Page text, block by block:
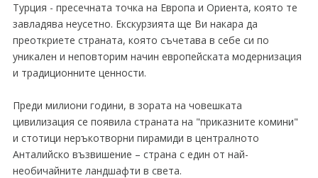
Турция - пресечната точка на Европа и Ориента, която те
завладява неусетно. Екскурзията ще Ви накара да
преоткриете страната, която съчетава в себе си по
уникален и неповторим начин европейската модернизация
и традиционните ценности.
Преди милиони години, в зората на човешката
цивилизация се появила страната на "приказните комини"
и стотици неръкотворни пирамиди в централното
Анталийско възвишение – страна с един от най-
необичайните ландшафти в света.